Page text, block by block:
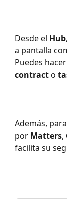
Desde el Hub
a pantalla
Puedes
contract o
Además,
por Matters,
facilita su